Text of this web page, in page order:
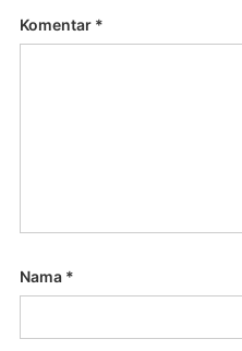
Komentar *
Nama *